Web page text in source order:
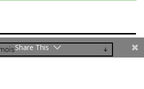
Share This